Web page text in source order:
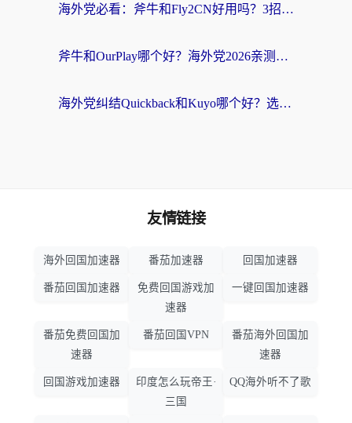
海外党必看：斧牛和Fly2CN好用吗？3招教你选对回国加速器（附免费试用攻略）
斧牛和OurPlay哪个好？海外党2026亲测：选对加速器，国内资源秒加载
海外党纠结Quickback和Kuyo哪个好？选对回国加速器才能无缝刷国内资源
友情链接
海外回国加速器 番茄加速器 回国加速器
番茄回国加速器
免费回国游戏加
速器
一键回国加速器
番茄免费回国加
速器
番茄回国VPN
番茄海外回国加
速器
回国游戏加速器
印度怎么玩帝王·
三国
QQ海外听不了歌